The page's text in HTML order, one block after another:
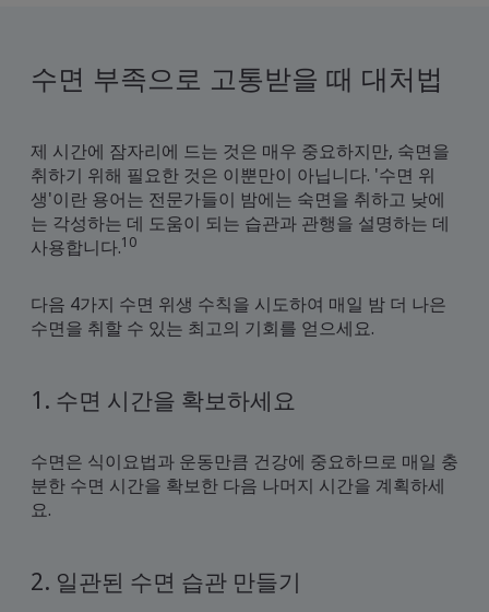
수면 부족으로 고통받을 때 대처법
제 시간에 잠자리에 드는 것은 매우 중요하지만, 숙면을
취하기 위해 필요한 것은 이뿐만이 아닙니다. '수면 위
생'이란 용어는 전문가들이 밤에는 숙면을 취하고 낮에
는 각성하는 데 도움이 되는 습관과 관행을 설명하는 데
사용합니다.10
다음 4가지 수면 위생 수칙을 시도하여 매일 밤 더 나은
수면을 취할 수 있는 최고의 기회를 얻으세요.
1. 수면 시간을 확보하세요
수면은 식이요법과 운동만큼 건강에 중요하므로 매일 충
분한 수면 시간을 확보한 다음 나머지 시간을 계획하세
요.
2. 일관된 수면 습관 만들기